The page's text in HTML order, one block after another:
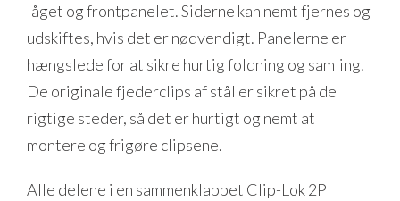
låget og frontpanelet. Siderne kan nemt fjernes og
udskiftes, hvis det er nødvendigt. Panelerne er
hængslede for at sikre hurtig foldning og samling.
De originale fjederclips af stål er sikret på de
rigtige steder, så det er hurtigt og nemt at
montere og frigøre clipsene.
Alle delene i en sammenklappet Clip-Lok 2P